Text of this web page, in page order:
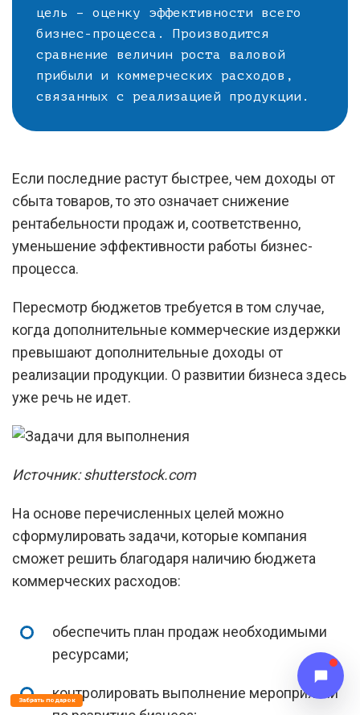
цель – оценку эффективности всего
бизнес-процесса. Производится
сравнение величин роста валовой
прибыли и коммерческих расходов,
связанных с реализацией продукции.
Если последние растут быстрее, чем доходы от
сбыта товаров, то это означает снижение
рентабельности продаж и, соответственно,
уменьшение эффективности работы бизнес-
процесса.
Пересмотр бюджетов требуется в том случае,
когда дополнительные коммерческие издержки
превышают дополнительные доходы от
реализации продукции. О развитии бизнеса здесь
уже речь не идет.
Источник: shutterstock.com
На основе перечисленных целей можно
сформулировать задачи, которые компания
сможет решить благодаря наличию бюджета
коммерческих расходов:
обеспечить план продаж необходимыми
ресурсами;
контролировать выполнение мероприятий
Забрать подарок